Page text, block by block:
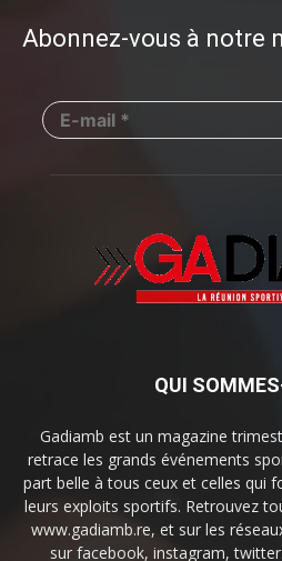
Abonnez-vous à notre
QUI
Gadiamb est un magazine
retrace les grands événements
part belle à tous ceux et celles qui
leurs exploits sportifs. Retrouvez
www.gadiamb.re, et sur les
sur facebook, instagram,